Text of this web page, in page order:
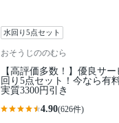
水回り5点セット
おそうじののむら
【高評価多数！】優良サ
回り5点セット！今なら有
実質3300円引き
4.90(626件)